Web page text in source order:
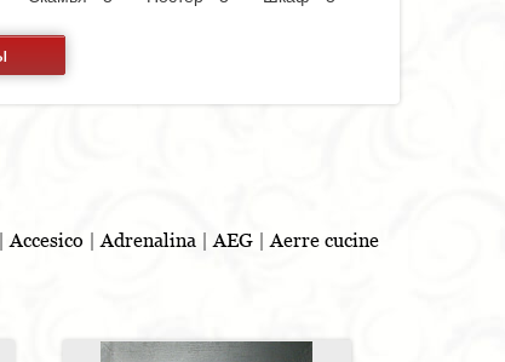
- 2
- 1Полотенцесушитель - 1
Бутылочница - 1Игрушка - 1
Бар - 1
| Accesico | Adrenalina | AEG| Aerre cucine